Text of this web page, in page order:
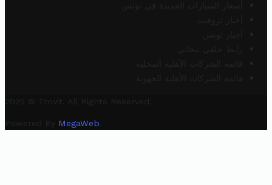
أسعار السيارات الجديدة في تونس
أخبار تروفيت
أخبار تونس
رابط خلفي مجاني
قائمة الشركات الأهلية المحلية
قائمة الشركات الأهلية الجهوية
2025 © Trovit. All Rights Reserved.
Powered By MegaWeb